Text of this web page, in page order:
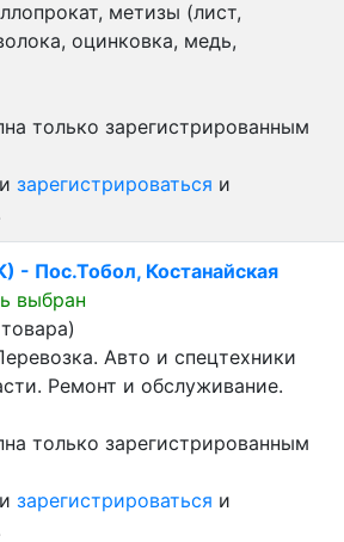
метизы (лист,
оцинковка, медь,
только зарегистрированным
зарегистрироваться и
- Пос.Тобол, Костанайская
выбран
Авто и спецтехники
Ремонт и обслуживание.
только зарегистрированным
зарегистрироваться и